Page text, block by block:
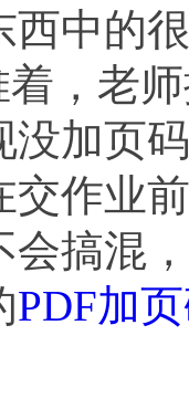
西中的
着，老
没加页
交作业
会搞混
PDF加